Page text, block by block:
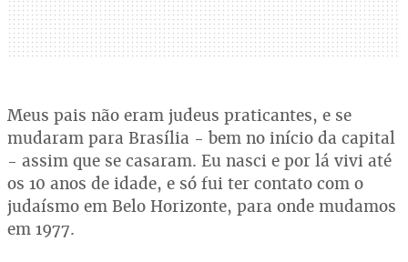
Meus pais não eram judeus praticantes, e se
mudaram para Brasília - bem no início da capital
- assim que se casaram. Eu nasci e por lá vivi até
os 10 anos de idade, e só fui ter contato com o
judaísmo em Belo Horizonte, para onde mudamos
em 1977.